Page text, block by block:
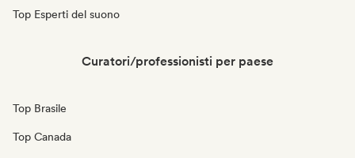
Top Esperti del suono
Curatori/professionisti per paese
Top Brasile
Top Canada